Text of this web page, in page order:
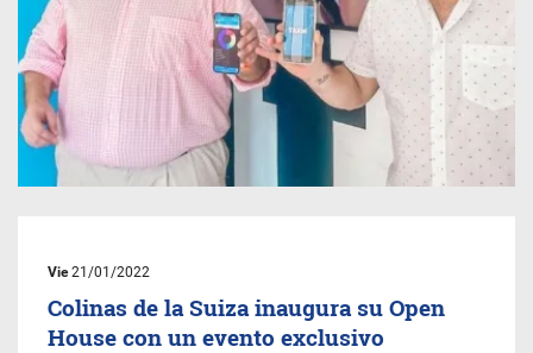
Vie21/01/2022
Colinas de la Suiza inaugura su Open
House con un evento exclusivo